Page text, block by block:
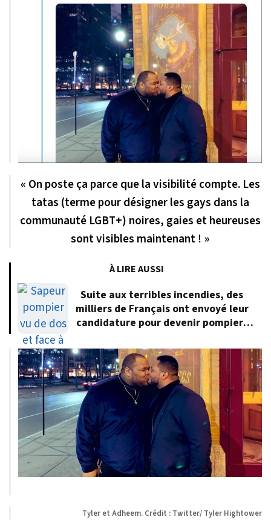
« On poste ça parce que la visibilité compte. Les
tatas (terme pour désigner les gays dans la
communauté LGBT+) noires, gaies et heureuses
sont visibles maintenant ! »
À LIRE AUSSI
Suite aux terribles incendies, des
milliers de Français ont envoyé leur
candidature pour devenir pompiers
Tyler et Adheem. Crédit : Twitter/ Tyler Hightower